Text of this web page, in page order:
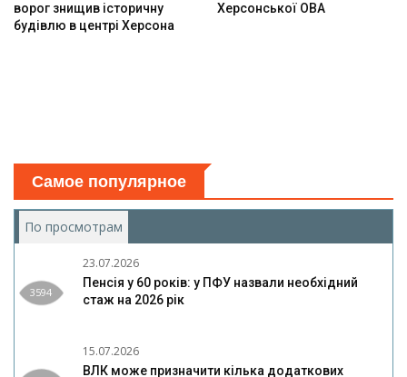
ворог знищив історичну
будівлю в центрі Херсона
Херсонської ОВА
Самое популярное
По просмотрам
3594
23.07.2026
Пенсія у 60 років: у ПФУ назвали необхідний
стаж на 2026 рік
15.07.2026
ВЛК може призначити кілька додаткових